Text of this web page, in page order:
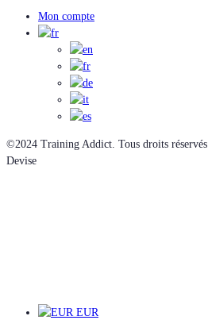
Mon compte
©2024 Training Addict. Tous droits réservés
Devise
EUR